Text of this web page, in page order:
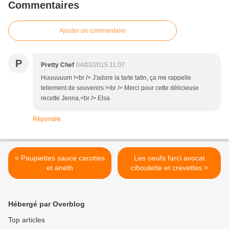
Commentaires
Ajouter un commentaire
P Pretty Chef 04/02/2015 11:07
Huuuuuum !<br /> J'adore la tarte tatin, ça me rappelle
tellement de souvenirs !<br /> Merci pour cette délicieuse
recette Jenna,<br /> Elsa
Répondre
< Paupiettes sauce carottes
et aneth
Les oeufs farci avocat
ciboulette et crevettes >
Hébergé par Overblog
Top articles